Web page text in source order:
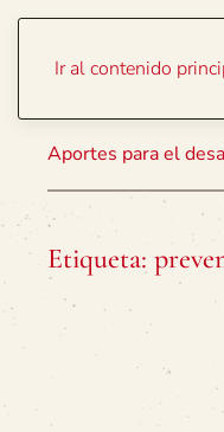
Ir al contenido
Aportes para el
Etiqueta: